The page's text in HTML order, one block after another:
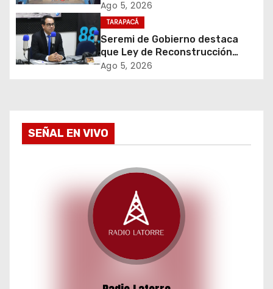
e
n
t
a
d
cigarrillos avaluados en $1.600
millones*
Ago 5, 2026
TARAPACÁ
Seremi de Gobierno destaca
que Ley de Reconstrucción
Nacional impulsará la inversión
Ago 5, 2026
SEÑAL EN VIVO